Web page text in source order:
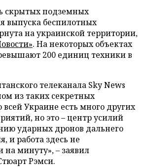
скрытых подземных
выпуска беспилотных
на украинской территории,
. На некоторых объектах
200 единиц техники в
телеканала Sky News
из таких секретных
всей Украине есть много других
но это – центр усилий
ударных дронов дальнего
и работа здесь не
на минуту», – заявил
Рэмси.